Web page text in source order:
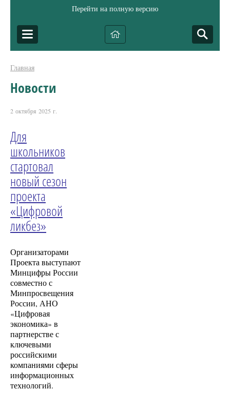
Перейти на полную версию
Главная
Новости
2 октября 2025 г.
Для
школьников
стартовал
новый сезон
проекта
«Цифровой
ликбез»
Организаторами
Проекта выступают
Минцифры России
совместно с
Минпросвещения
России, АНО
«Цифровая
экономика» в
партнерстве с
ключевыми
российскими
компаниями сферы
информационных
технологий.